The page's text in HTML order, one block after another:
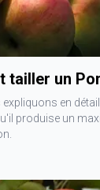
tailler un
en
produise un